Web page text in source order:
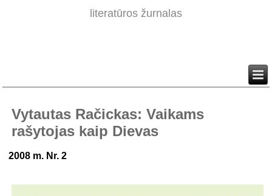
literatūros žurnalas
Vytautas Račickas: Vaikams
rašytojas kaip Dievas
2008 m. Nr. 2